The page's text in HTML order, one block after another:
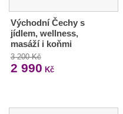
Východní Čechy s
jídlem, wellness,
masáží i koňmi
3 200 Kč
2 990 Kč